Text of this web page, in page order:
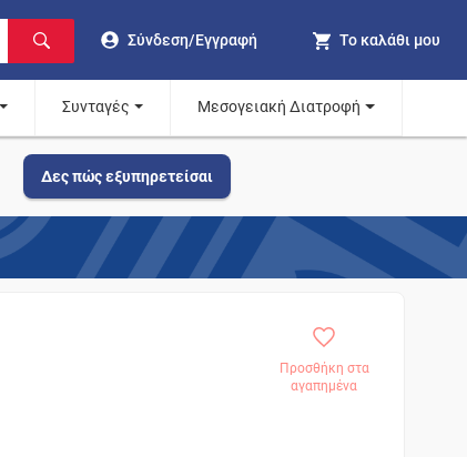
Σύνδεση/Εγγραφή Το καλάθι μου
Συνταγές Μεσογειακή Διατροφή
Δες πώς εξυπηρετείσαι
Προσθήκη στα
αγαπημένα